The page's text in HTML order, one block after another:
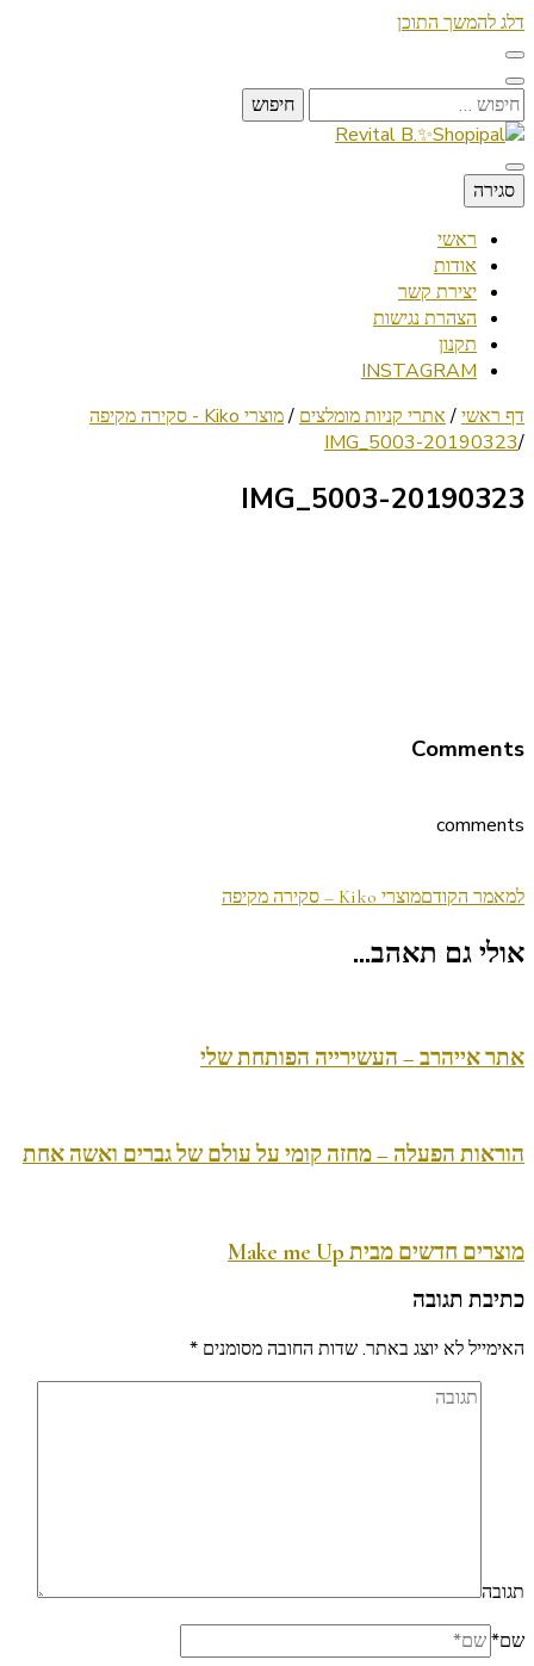
דלג להמשך התוכן
חיפוש:
Revital B.✨Shopipal
Lifestyle ✦ Beauty ✦ Vegan ✦ Travel
סגירה
ראשי
אודות
יצירת קשר
הצהרת נגישות
תקנון
INSTAGRAM
דף ראשי/ אתרי קניות מומלצים /מוצרי Kiko - סקירה מקיפה
/
20190323-IMG_5003
20190323-IMG_5003
Comments
comments
ניווט
בפוסטים
למאמר הקודםמוצרי Kiko – סקירה מקיפה
אולי גם תאהב...
אתר אייהרב – העשירייה הפותחת שלי
הוראות הפעלה – מחזה קומי על עולם של גברים ואשה אחת
מוצרים חדשים מבית Make me Up
כתיבת תגובה
האימייל לא יוצג באתר.שדות החובה מסומנים *
תגובה
שם*